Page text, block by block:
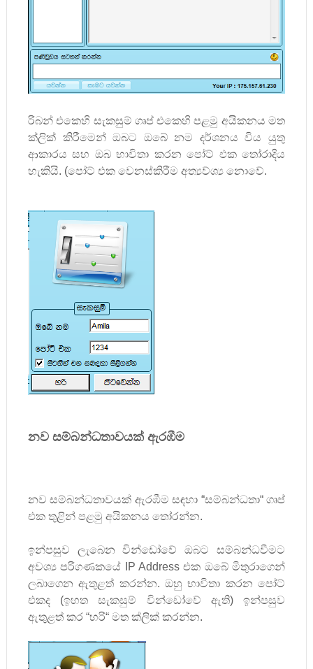
රිබන් එකෙහි සැකසුම් ගෘප් එකෙහි පළමු අයිකනය මත
ක්ලික් කිරීමෙන් ඔබට ඔබේ නම දර්ශනය විය යුතු
ආකාරය සහ ඔබ භාවිතා කරන පෝට් එක තෝරාදිය
හැකියි. (පෝට් එක වෙනස්කිරීම අත්‍යව්‍ශ්‍ය නොවේ.
නව සම්බන්ධතාවයක් ඇරඹීම
නව සම්බන්ධතාවයක් ඇරඹීම සඳහා “සම්බන්ධතා“ ගෘප්
එක තුළින් පළමු අයිකනය තෝරන්න.
ඉන්පසුව ලැබෙන වින්ඩෝවේ ඔබට සම්බන්ධවීමට
අවශ්‍ය පරිගණකයේ
IP Addressඑක ඔබේ මිතුරාගෙන්
ලබාගෙන ඇතුළත් කරන්න. ඔහු භාවිතා කරන පෝට්
එකද (ඉහත සැකසුම් වින්ඩෝවේ ඇති) ඉන්පසුව
ඇතුළත් කර “හරි“ මත ක්ලික් කරන්න.